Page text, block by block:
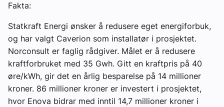
Fakta:
Statkraft Energi ønsker å redusere eget energiforbuk,
og har valgt Caverion som installatør i prosjektet.
Norconsult er faglig rådgiver. Målet er å redusere
kraftforbruket med 35 Gwh. Gitt en kraftpris på 40
øre/kWh, gir det en årlig besparelse på 14 millioner
kroner. 86 millioner kroner er investert i prosjektet,
hvor Enova bidrar med inntil 14,7 millioner kroner i